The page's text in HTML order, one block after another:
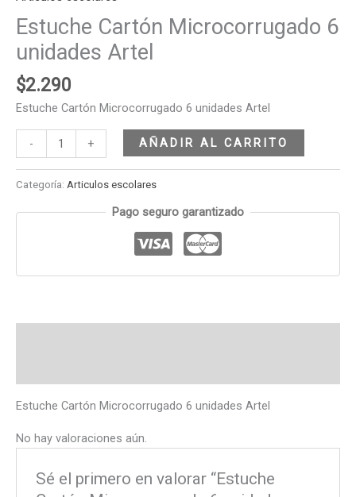
Estuche Cartón Microcorrugado 6
unidades Artel
$2.290
Estuche Cartón Microcorrugado 6 unidades Artel
- + AÑADIR AL CARRITO
Categoría: Articulos escolares
Pago seguro garantizado
Estuche Cartón Microcorrugado 6 unidades Artel
No hay valoraciones aún.
Sé el primero en valorar “Estuche